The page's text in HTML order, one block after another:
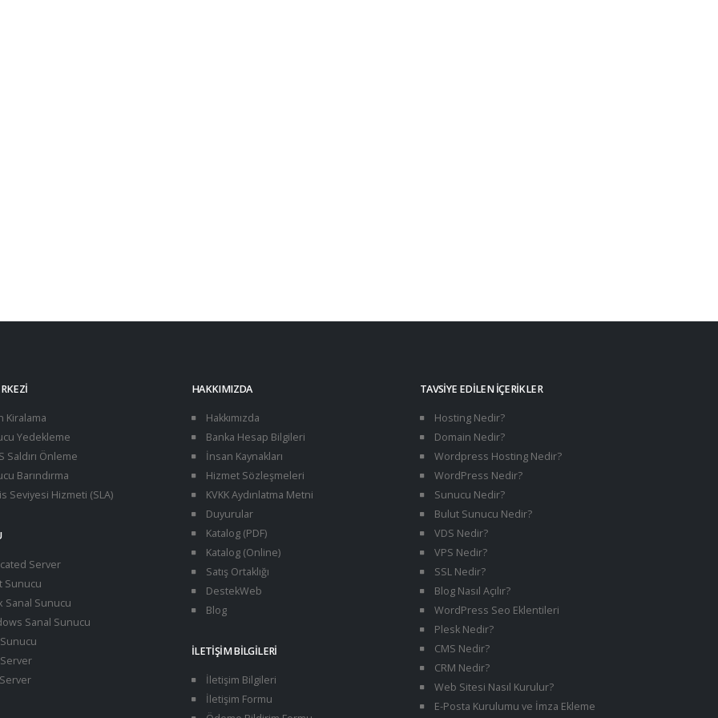
Kiralama
Yedekleme
Saldırı Önleme
Barındırma
Seviyesi Hizmeti (SLA)
Server
Sunucu
Sanal Sunucu
Sanal Sunucu
HAKKIMIZDA
Hakkımızda
Banka Hesap Bilgileri
İnsan Kaynakları
Hizmet Sözleşmeleri
KVKK Aydınlatma Metni
Duyurular
Katalog (PDF)
Katalog (Online)
Satış Ortaklığı
DestekWeb
Blog
İLETIŞIM BILGILERI
İletişim Bilgileri
İletişim Formu
TAVSIYE EDILEN İÇERIKLER
Hosting Nedir?
Domain Nedir?
Wordpress Hosting Nedir?
WordPress Nedir?
Sunucu Nedir?
Bulut Sunucu Nedir?
VDS Nedir?
VPS Nedir?
SSL Nedir?
Blog Nasıl Açılır?
WordPress Seo Eklentileri
Plesk Nedir?
CMS Nedir?
CRM Nedir?
Web Sitesi Nasıl Kurulur?
E-Posta Kurulumu ve İmza Ekleme